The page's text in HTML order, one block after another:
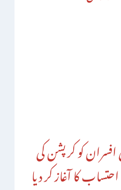
کو کرپشن کی
کا آغاز کر دیا